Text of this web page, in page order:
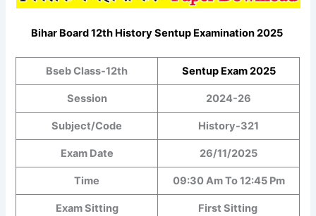
Bihar Board 12th HistorySentup Examination 2025
Bseb Class-12th Sentup Exam 2025
Session 2024-26
Subject/Code History-321
Exam Date 26/11/2025
Time 09:30 Am To 12:45 Pm
Exam Sitting First Sitting